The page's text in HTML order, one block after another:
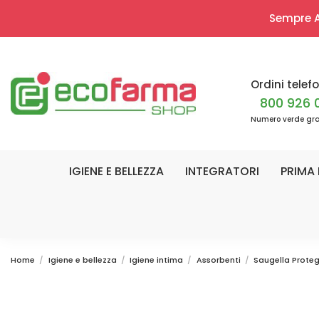
Sempre
Ordini
800 926
Numero verde
IGIENE E BELLEZZA INTEGRATORI PRIMA
Home Igiene e bellezza Igiene intima Assorbenti Saugella